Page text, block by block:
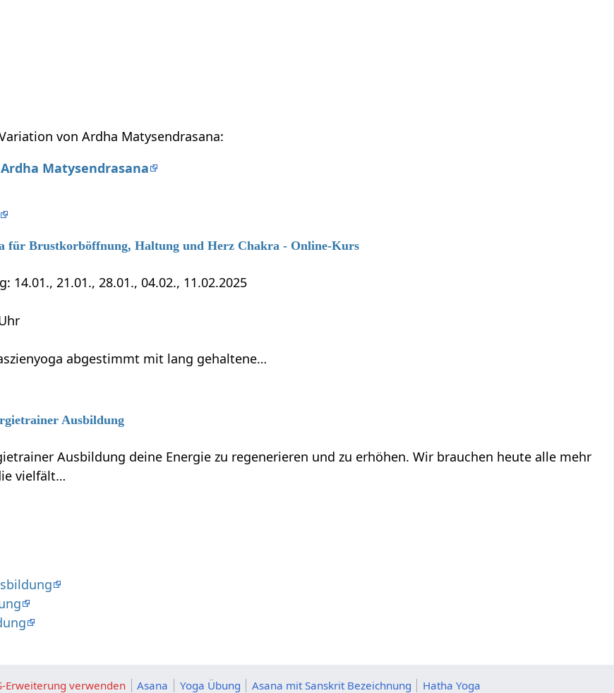
von Ardha Matysendrasana:
Matysendrasana
für Brustkorböffnung, Haltung und Herz Chakra - Online-Kurs
14.01., 21.01., 28.01., 04.02., 11.02.2025
abgestimmt mit lang gehaltene…
Ausbildung
Ausbildung deine Energie zu regenerieren und zu erhöhen. Wir brauchen heute alle mehr
vielfält…
Erweiterung verwenden Asana Yoga Übung Asana mit Sanskrit Bezeichnung Hatha Yoga